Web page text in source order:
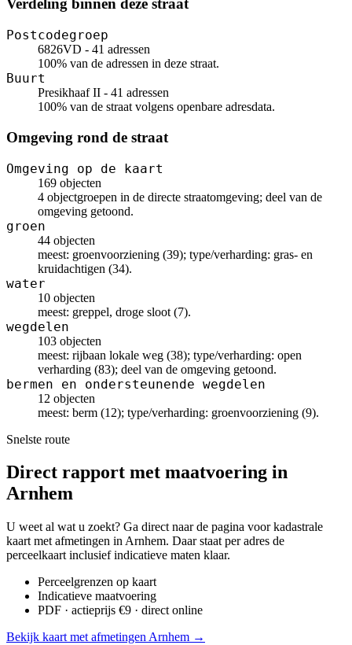
Verdeling binnen deze straat
Postcodegroep
6826VD - 41 adressen
100% van de adressen in deze straat.
Buurt
Presikhaaf II - 41 adressen
100% van de straat volgens openbare adresdata.
Omgeving rond de straat
Omgeving op de kaart
169 objecten
4 objectgroepen in de directe straatomgeving; deel van de
omgeving getoond.
groen
44 objecten
meest: groenvoorziening (39); type/verharding: gras- en
kruidachtigen (34).
water
10 objecten
meest: greppel, droge sloot (7).
wegdelen
103 objecten
meest: rijbaan lokale weg (38); type/verharding: open
verharding (83); deel van de omgeving getoond.
bermen en ondersteunende wegdelen
12 objecten
meest: berm (12); type/verharding: groenvoorziening (9).
Snelste route
Direct rapport met maatvoering in
Arnhem
U weet al wat u zoekt? Ga direct naar de pagina voor kadastrale
kaart met afmetingen in Arnhem. Daar staat per adres de
perceelkaart inclusief indicatieve maten klaar.
Perceelgrenzen op kaart
Indicatieve maatvoering
PDF · actieprijs €9 · direct online
Bekijk kaart met afmetingen Arnhem →